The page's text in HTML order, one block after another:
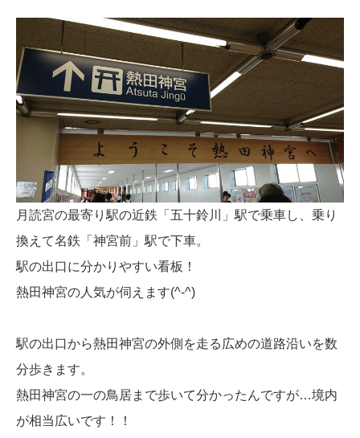
月読宮の最寄り駅の近鉄「五十鈴川」駅で乗車し、乗り
換えて名鉄「神宮前」駅で下車。
駅の出口に分かりやすい看板！
熱田神宮の人気が伺えます(^-^)
駅の出口から熱田神宮の外側を走る広めの道路沿いを数
分歩きます。
熱田神宮の一の鳥居まで歩いて分かったんですが…境内
が相当広いです！！